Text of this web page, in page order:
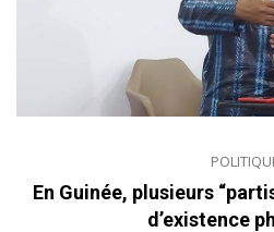
En Guinée, plusieurs
d’existence